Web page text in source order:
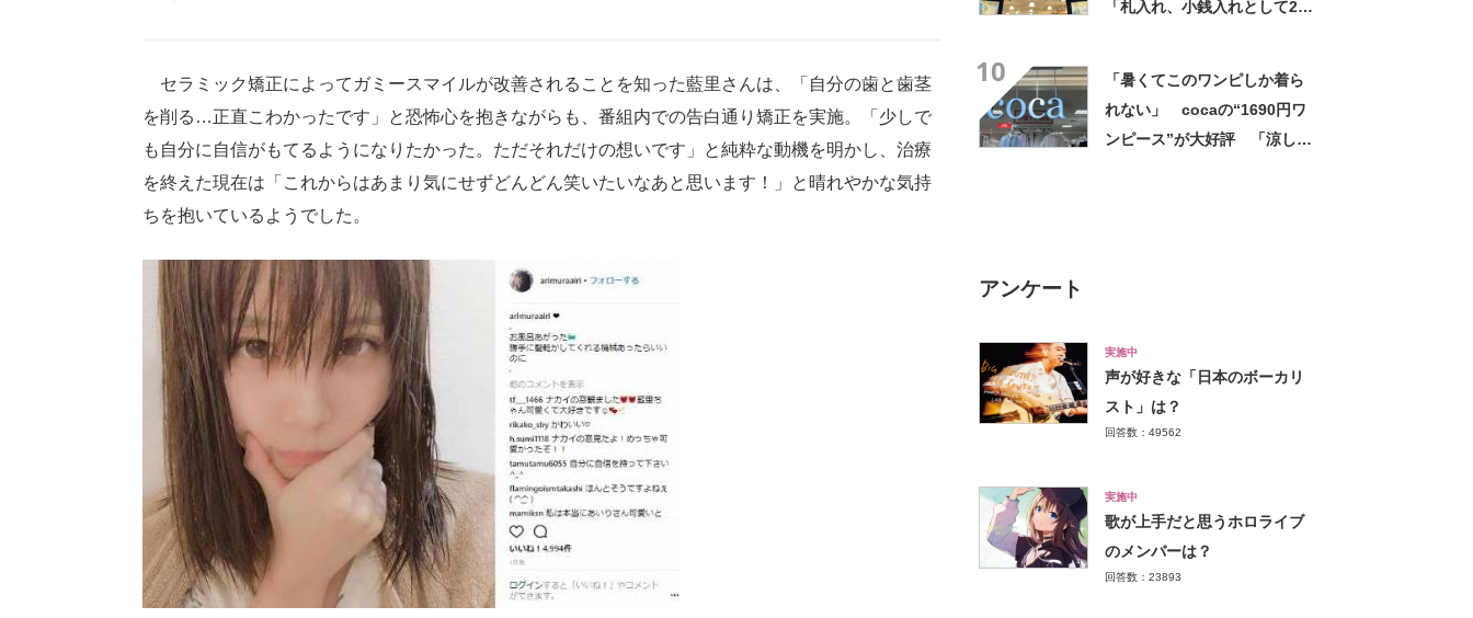
セラミック矯正によってガミースマイルが改善されることを知った藍里さんは、「自分の歯と歯茎
を削る…正直こわかったです」と恐怖心を抱きながらも、番組内での告白通り矯正を実施。「少しで
も自分に自信がもてるようになりたかった。ただそれだけの想いです」と純粋な動機を明かし、治療
を終えた現在は「これからはあまり気にせずどんどん笑いたいなあと思います！」と晴れやかな気持
ちを抱いているようでした。
「札入れ、小銭入れとして2つ
10
「暑くてこのワンピしか着ら
れない」 cocaの“1690円ワ
ンピース”が大好評 「涼しく
アンケート
実施中
声が好きな「日本のボーカリ
スト」は？
回答数：49562
実施中
歌が上手だと思うホロライブ
のメンバーは？
回答数：23893